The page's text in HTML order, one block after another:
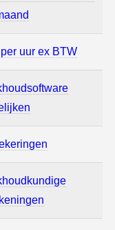
uur ex BTW